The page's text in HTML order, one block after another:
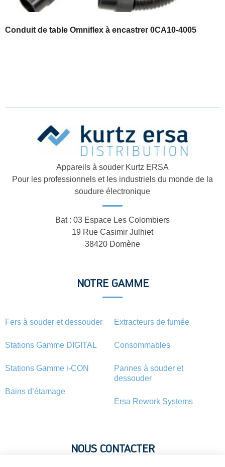
Conduit de table Omniflex à encastrer 0CA10-4005
Appareils à souder Kurtz ERSA
Pour les professionnels et les industriels du monde de la
soudure électronique
Bat : 03 Espace Les Colombiers
19 Rue Casimir Julhiet
38420 Domène
NOTRE GAMME
Fers à souder et dessouder
Stations Gamme DIGITAL
Stations Gamme i-CON
Bains d’étamage
Extracteurs de fumée
Consommables
Pannes à souder et
dessouder
Ersa Rework Systems
NOUS CONTACTER